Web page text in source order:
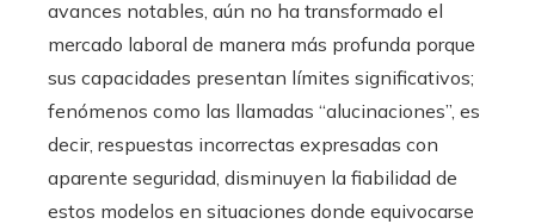
avances notables, aún no ha transformado el
mercado laboral de manera más profunda porque
sus capacidades presentan límites significativos;
fenómenos como las llamadas “alucinaciones”, es
decir, respuestas incorrectas expresadas con
aparente seguridad, disminuyen la fiabilidad de
estos modelos en situaciones donde equivocarse